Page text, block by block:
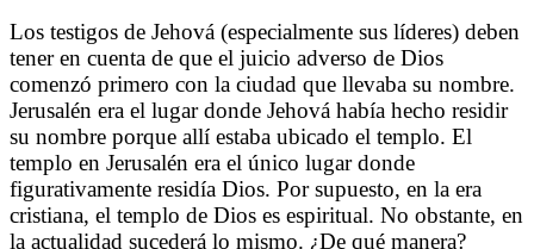
Los testigos de Jehová (especialmente sus líderes) deben
tener en cuenta de que el juicio adverso de Dios
comenzó primero con la ciudad que llevaba su nombre.
Jerusalén era el lugar donde Jehová había hecho residir
su nombre porque allí estaba ubicado el templo. El
templo en Jerusalén era el único lugar donde
figurativamente residía Dios. Por supuesto, en la era
cristiana, el templo de Dios es espiritual. No obstante, en
la actualidad sucederá lo mismo. ¿De qué manera?